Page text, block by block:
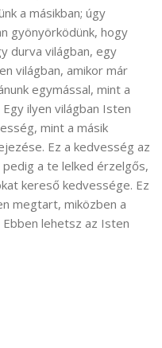
a másikban; úgy
gyönyörködünk, hogy
durva világban, egy
világban, amikor már
egymással, mint a
ilyen világban Isten
mint a másik
Ez a kedvesség az
a te lelked érzelgős,
kereső kedvessége. Ez
megtart, miközben a
lehetsz az Isten